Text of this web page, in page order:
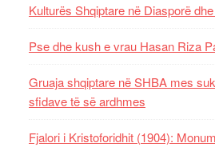
Kulturës Shqiptare në Diasporë
Pse dhe kush e vrau Hasan Riza
Gruaja shqiptare në SHBA mes
sfidave të së ardhmes
Fjalori i Kristoforidhit (1904):